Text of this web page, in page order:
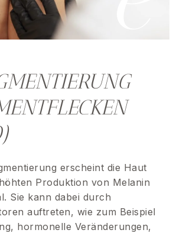
erscheint die Haut
Produktion von Melanin
Sie kann dabei durch
auftreten, wie zum Beispiel
hormonelle Veränderungen,